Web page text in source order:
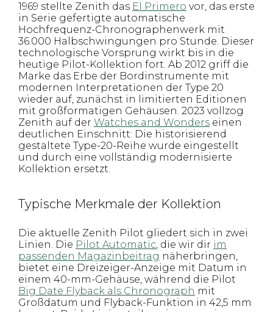
1969 stellte Zenith das El Primero vor, das erste
in Serie gefertigte automatische
Hochfrequenz-Chronographenwerk mit
36.000 Halbschwingungen pro Stunde. Dieser
technologische Vorsprung wirkt bis in die
heutige Pilot-Kollektion fort. Ab 2012 griff die
Marke das Erbe der Bordinstrumente mit
modernen Interpretationen der Type 20
wieder auf, zunächst in limitierten Editionen
mit großformatigen Gehäusen. 2023 vollzog
Zenith auf der Watches and Wonders einen
deutlichen Einschnitt: Die historisierend
gestaltete Type-20-Reihe wurde eingestellt
und durch eine vollständig modernisierte
Kollektion ersetzt.
Typische Merkmale der Kollektion
Die aktuelle Zenith Pilot gliedert sich in zwei
Linien. Die Pilot Automatic, die wir dir im
passenden Magazinbeitrag näherbringen,
bietet eine Dreizeiger-Anzeige mit Datum in
einem 40-mm-Gehäuse, während die Pilot
Big Date Flyback als Chronograph mit
Großdatum und Flyback-Funktion in 42,5 mm